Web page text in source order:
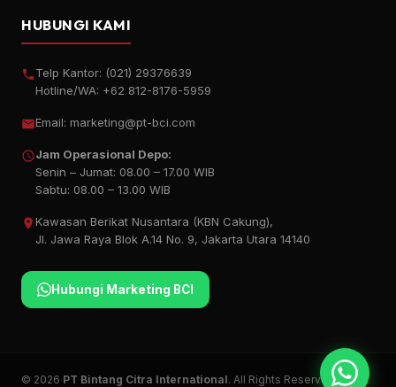
HUBUNGI KAMI
Telp Kantor: (021) 29376639
Hotline/WA: +62 812-8176-5959
Email: marketing@pt-bci.com
Jam Operasional Depo:
Senin – Jumat: 08.00 – 17.00 WIB
Sabtu: 08.00 – 13.00 WIB
Kawasan Berikat Nusantara (KBN Cakung),
Jl. Jawa Raya Blok A.14 No. 9, Jakarta Utara 14140
Hubungi Marketing BCI
© 2026 PT Bintang Citra International. All Rights Reserved.